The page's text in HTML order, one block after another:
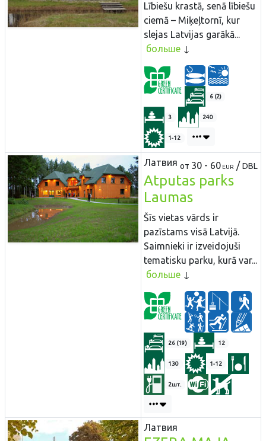
Lībiešu krastā, senā lībiešu
ciemā – Miķeļtornī, kur
slejas Latvijas garākā...
больше
6 (2)
3 240
1-12
Латвия от 30 - 60 EUR / DBL
Atputas parks
Laumas
Šīs vietas vārds ir
pazīstams visā Latvijā.
Saimnieki ir izveidojuši
tematisku parku, kurā var...
больше
26 (19) 12
130 1-12
2шт.
Латвия